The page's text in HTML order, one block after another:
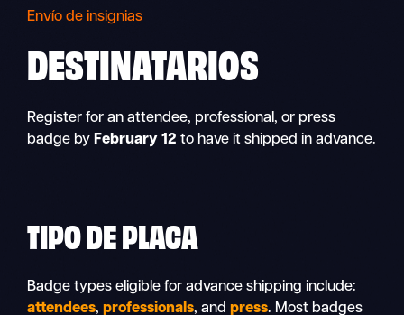
Envío de insignias
DESTINATARIOS
Register for an attendee, professional, or press
badge by February 12 to have it shipped in advance.
TIPO DE PLACA
Badge types eligible for advance shipping include:
attendees,professionals, andpress. Most badges